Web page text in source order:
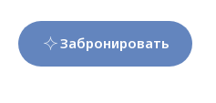
Забронировать